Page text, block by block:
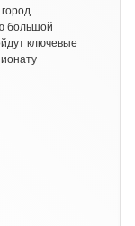
большой
ключевые